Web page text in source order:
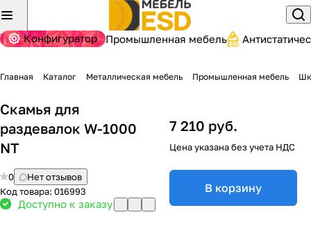
Конфигуратор Промышленная мебель
Главная Каталог Металлическая мебель Промышленная мебель
Скамья для
раздевалок W-1000
NT
0
Нет отзывов
Код товара: 016993
Доступно к заказу
7 210 руб.
Цена указана без учета НДС
В корзину